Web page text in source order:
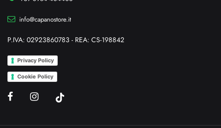
info@capanostore.it
P.IVA: 02923860783 - REA: CS-198842
Privacy Policy
Cookie Policy